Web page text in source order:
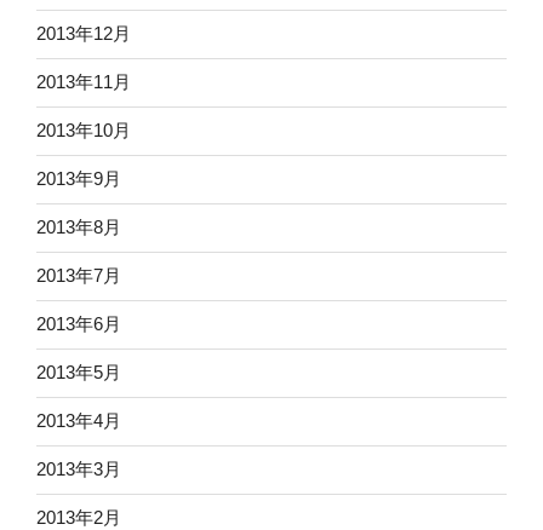
2013年12月
2013年11月
2013年10月
2013年9月
2013年8月
2013年7月
2013年6月
2013年5月
2013年4月
2013年3月
2013年2月